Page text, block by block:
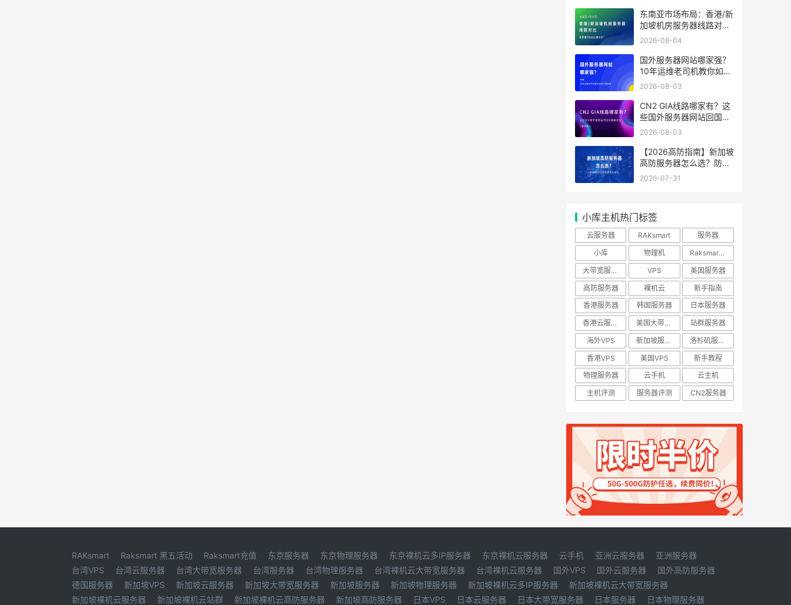
东南亚市场布局：香港/新
加坡机房服务器线路对
比，谁更适合你的出海业
2026-08-04
国外服务器网站哪家强？
10年运维老司机教你如何
分辨好坏
2026-08-03
CN2 GIA线路哪家有？这
些国外服务器网站回国线
路最优化
2026-08-03
【2026高防指南】新加坡
高防服务器怎么选？防御
能力与线路性价比排行
2026-07-31
小库主机热门标签
云服务器 RAKsmart
服务器
小库
物理机
Raksmart优惠
大带宽服务器
VPS
美国服务器
高防服务器
裸机云
新手指南
香港服务器
韩国服务器
日本服务器
香港云服务器
美国大带宽服务器
站群服务器
海外VPS
新加坡服务器
洛杉矶服务器
香港VPS
美国VPS
新手教程
物理服务器
云手机
云主机
主机评测
服务器评测 CN2服务器
RAKsmart Raksmart 黑五活动 Raksmart充值 东京服务器 东京物理服务器 东京裸机云多IP服务器 东京裸机云服务器 云手机 亚洲云服务器
亚洲服务器
台湾VPS
台湾云服务器 台湾大带宽服务器 台湾服务器 台湾物理服务器 台湾裸机云大带宽服务器 台湾裸机云服务器 国外VPS 国外云服务器
国外高防服务器
德国服务器
新加坡VPS 新加坡云服务器 新加坡大带宽服务器 新加坡服务器 新加坡物理服务器 新加坡裸机云多IP服务器
新加坡裸机云大带宽服务器
新加坡裸机云服务器
新加坡裸机云站群 新加坡裸机云高防服务器 新加坡高防服务器 日本VPS 日本云服务器 日本大带宽服务器 日本服务器 日本物理服务器